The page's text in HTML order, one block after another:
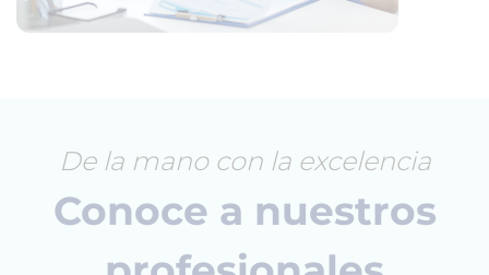
De la mano con la excelencia
Conoce a nuestros